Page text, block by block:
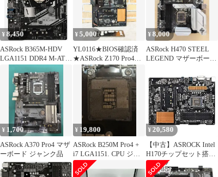
¥8,450
ASRock B365M-HDV
LGA1151 DDR4 M-ATX
¥5,000
YL0116★BIOS確認済
★ASRock Z170 Pro4
ATXマザーボード
LGA1151 Intel Z170
DDR4対応
¥8,000
ASRock H470 STEEL
LEGEND マザーボード
¥ 1,700
ASRock A370 Pro4 マザ
ーボード ジャンク品
¥ 19,800
ASRock B250M Pro4 +
i7 LGA1151. CPU ジャ
ンク
¥ 20,580
【中古】ASROCK Intel
H170チップセット搭載
マザーボード LGA1151
ATX DDR4 M.2 HDMI